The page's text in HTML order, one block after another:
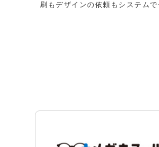
刷もデザインの依頼もシステムで